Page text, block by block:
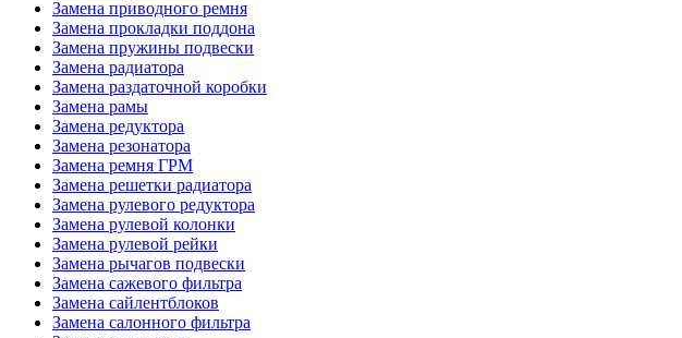
Замена приводного ремня
Замена прокладки поддона
Замена пружины подвески
Замена радиатора
Замена раздаточной коробки
Замена рамы
Замена редуктора
Замена резонатора
Замена ремня ГРМ
Замена решетки радиатора
Замена рулевого редуктора
Замена рулевой колонки
Замена рулевой рейки
Замена рычагов подвески
Замена сажевого фильтра
Замена сайлентблоков
Замена салонного фильтра